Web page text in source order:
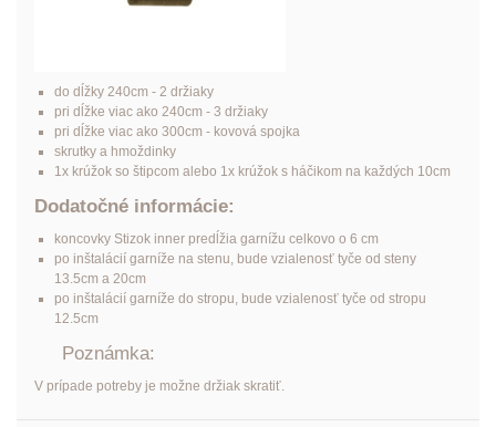
do dĺžky 240cm - 2 držiaky
pri dĺžke viac ako 240cm - 3 držiaky
pri dĺžke viac ako 300cm - kovová spojka
skrutky a hmoždinky
1x krúžok so štipcom alebo 1x krúžok s háčikom na každých 10cm
Dodatočné informácie:
koncovky Stizok inner predĺžia garnížu celkovo o 6 cm
po inštalácií garníže na stenu, bude vzialenosť tyče od steny
13.5cm a 20cm
po inštalácií garníže do stropu, bude vzialenosť tyče od stropu
12.5cm
Poznámka:
V prípade potreby je možne držiak skratiť.